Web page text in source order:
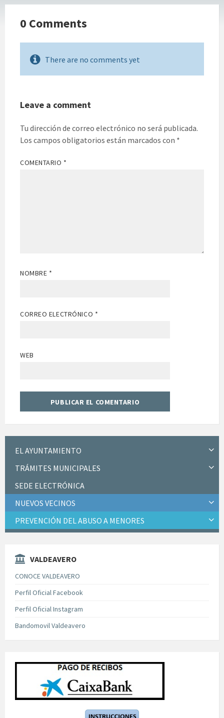
0 Comments
There are no comments yet
Leave a comment
Tu dirección de correo electrónico no será publicada.
Los campos obligatorios están marcados con *
COMENTARIO *
NOMBRE *
CORREO ELECTRÓNICO *
WEB
EL AYUNTAMIENTO
TRÁMITES MUNICIPALES
SEDE ELECTRÓNICA
NUEVOS VECINOS
PREVENCIÓN DEL ABUSO A MENORES
VALDEAVERO
CONOCE VALDEAVERO
Perfil Oficial Facebook
Perfil Oficial Instagram
Bandomovil Valdeavero